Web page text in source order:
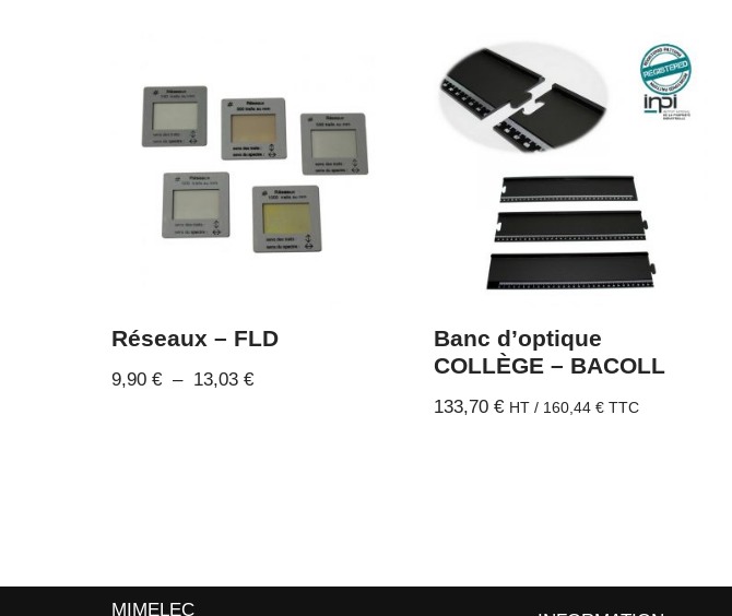
Réseaux – FLD
9,90 € – 13,03 €
Banc d’optique
COLLÈGE – BACOLL
133,70 € HT / 160,44 €TTC
MIMELEC